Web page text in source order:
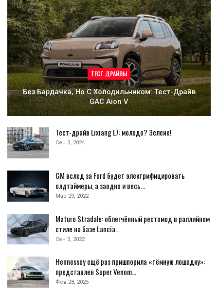
ТЕСТ ДРАЙВЫ
Без Бардачка, Но С Холодильником: Тест-Драйв
GAC Aion V
Тест-драйв Lixiang L7: молодо? Зелено!
Сен 3, 2024
GM вслед за Ford будет электрифицировать
олдтаймеры, а заодно и весь…
Мар 29, 2022
Maturo Stradale: облегчённый рестомод в раллийном
стиле на базе Lancia…
Сен 3, 2022
Hennessey ещё раз пришпорила «тёмную лошадку»:
представлен Super Venom…
Фев 28, 2025